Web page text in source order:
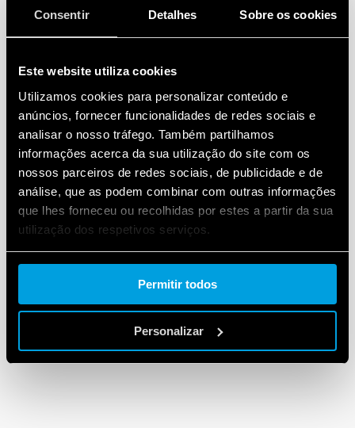
Consentir Detalhes Sobre os cookies
Este website utiliza cookies
Utilizamos cookies para personalizar conteúdo e
anúncios, fornecer funcionalidades de redes sociais e
analisar o nosso tráfego. Também partilhamos
informações acerca da sua utilização do site com os
nossos parceiros de redes sociais, de publicidade e de
análise, que as podem combinar com outras informações
que lhes forneceu ou recolhidas por estes a partir da sua
utilização dos respetivos serviços.
Cookie policy.
Permitir todos
Personalizar